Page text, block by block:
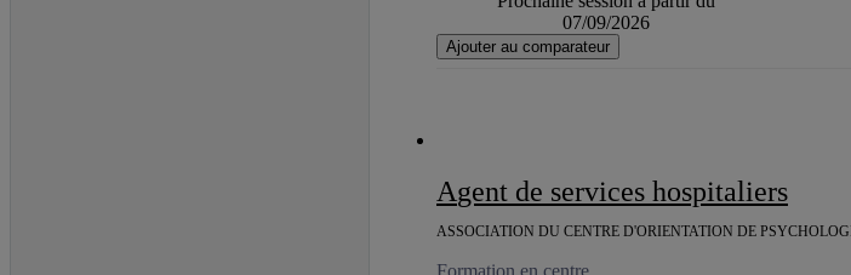
07/09/2026
Ajouter au comparateur
Agent de services hospitaliers
ASSOCIATION DU CENTRE D'ORIENTATION DE
Formation en centre